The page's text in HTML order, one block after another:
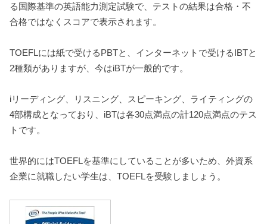
る国際基準の英語能力測定試験で、テストの結果は合格・不
合格ではなくスコアで表示されます。
TOEFLには紙で受けるPBTと、インターネットで受けるIBTと
2種類がありますが、今はiBTが一般的です。
iリーディング、リスニング、スピーキング、ライティングの
4部構成となっており、iBTは各30点満点の計120点満点のテス
トです。
世界的にはTOEFLを基準にしていることが多いため、外資系
企業に就職したい学生は、TOEFLを受験しましょう。